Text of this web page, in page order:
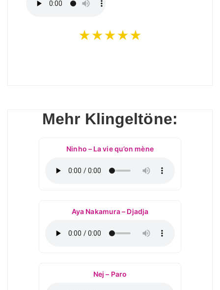
★★★★★
Mehr Klingeltöne:
Ninho – La vie qu’on mène
Aya Nakamura – Djadja
Nej – Paro